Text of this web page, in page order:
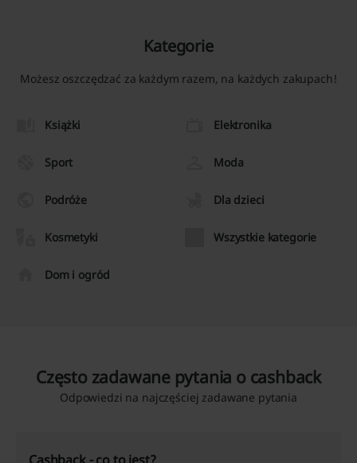
Kategorie
Możesz oszczędzać za każdym razem, na każdych zakupach!
Książki
Sport
Podróże
Kosmetyki
Dom i ogród
Elektronika
Moda
Dla dzieci
Wszystkie kategorie
Często zadawane pytania o cashback
Odpowiedzi na najczęściej zadawane pytania